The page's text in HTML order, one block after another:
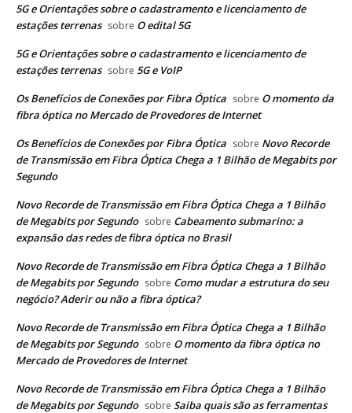
5G e Orientações sobre o cadastramento e licenciamento de
estações terrenas sobre O edital 5G
5G e Orientações sobre o cadastramento e licenciamento de
estações terrenas sobre 5G e VoIP
Os Benefícios de Conexões por Fibra Óptica sobre O momento da
fibra óptica no Mercado de Provedores de Internet
Os Benefícios de Conexões por Fibra Óptica sobre Novo Recorde
de Transmissão em Fibra Óptica Chega a 1 Bilhão de Megabits por
Segundo
Novo Recorde de Transmissão em Fibra Óptica Chega a 1 Bilhão
de Megabits por Segundo sobre Cabeamento submarino: a
expansão das redes de fibra óptica no Brasil
Novo Recorde de Transmissão em Fibra Óptica Chega a 1 Bilhão
de Megabits por Segundo sobre Como mudar a estrutura do seu
negócio? Aderir ou não a fibra óptica?
Novo Recorde de Transmissão em Fibra Óptica Chega a 1 Bilhão
de Megabits por Segundo sobre O momento da fibra óptica no
Mercado de Provedores de Internet
Novo Recorde de Transmissão em Fibra Óptica Chega a 1 Bilhão
de Megabits por Segundo sobre Saiba quais são as ferramentas